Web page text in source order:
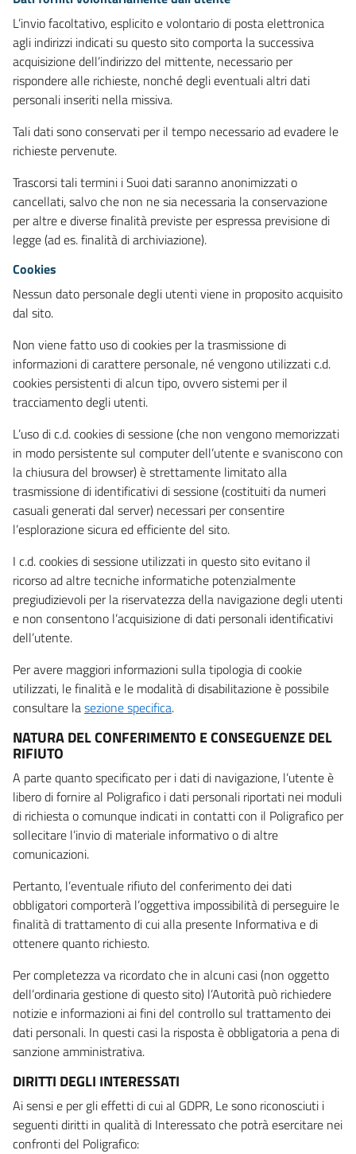
L’invio facoltativo, esplicito e volontario di posta elettronica
agli indirizzi indicati su questo sito comporta la successiva
acquisizione dell’indirizzo del mittente, necessario per
rispondere alle richieste, nonché degli eventuali altri dati
personali inseriti nella missiva.
Tali dati sono conservati per il tempo necessario ad evadere le
richieste pervenute.
Trascorsi tali termini i Suoi dati saranno anonimizzati o
cancellati, salvo che non ne sia necessaria la conservazione
per altre e diverse finalità previste per espressa previsione di
legge (ad es. finalità di archiviazione).
Cookies
Nessun dato personale degli utenti viene in proposito acquisito
dal sito.
Non viene fatto uso di cookies per la trasmissione di
informazioni di carattere personale, né vengono utilizzati c.d.
cookies persistenti di alcun tipo, ovvero sistemi per il
tracciamento degli utenti.
L’uso di c.d. cookies di sessione (che non vengono memorizzati
in modo persistente sul computer dell’utente e svaniscono con
la chiusura del browser) è strettamente limitato alla
trasmissione di identificativi di sessione (costituiti da numeri
casuali generati dal server) necessari per consentire
l’esplorazione sicura ed efficiente del sito.
I c.d. cookies di sessione utilizzati in questo sito evitano il
ricorso ad altre tecniche informatiche potenzialmente
pregiudizievoli per la riservatezza della navigazione degli utenti
e non consentono l’acquisizione di dati personali identificativi
dell’utente.
Per avere maggiori informazioni sulla tipologia di cookie
utilizzati, le finalità e le modalità di disabilitazione è possibile
consultare lasezione specifica.
NATURA DEL CONFERIMENTO E CONSEGUENZE DEL
RIFIUTO
A parte quanto specificato per i dati di navigazione, l’utente è
libero di fornire al Poligrafico i dati personali riportati nei moduli
di richiesta o comunque indicati in contatti con il Poligrafico per
sollecitare l’invio di materiale informativo o di altre
comunicazioni.
Pertanto, l’eventuale rifiuto del conferimento dei dati
obbligatori comporterà l’oggettiva impossibilità di perseguire le
finalità di trattamento di cui alla presente Informativa e di
ottenere quanto richiesto.
Per completezza va ricordato che in alcuni casi (non oggetto
dell’ordinaria gestione di questo sito) l’Autorità può richiedere
notizie e informazioni ai fini del controllo sul trattamento dei
dati personali. In questi casi la risposta è obbligatoria a pena di
sanzione amministrativa.
DIRITTI DEGLI INTERESSATI
Ai sensi e per gli effetti di cui al GDPR, Le sono riconosciuti i
seguenti diritti in qualità di Interessato che potrà esercitare nei
confronti del Poligrafico: